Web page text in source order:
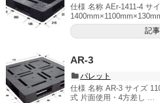
仕様 名称 AEr-1411-4 サ
記
AR-3
パレット
仕様 名称 AR-3 サイズ
式 片面使用・4方差し ...